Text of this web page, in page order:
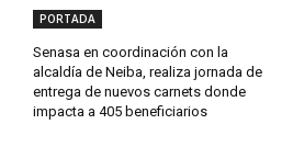
PORTADA
Senasa en coordinación con la
alcaldía de Neiba, realiza jornada de
entrega de nuevos carnets donde
impacta a 405 beneficiarios